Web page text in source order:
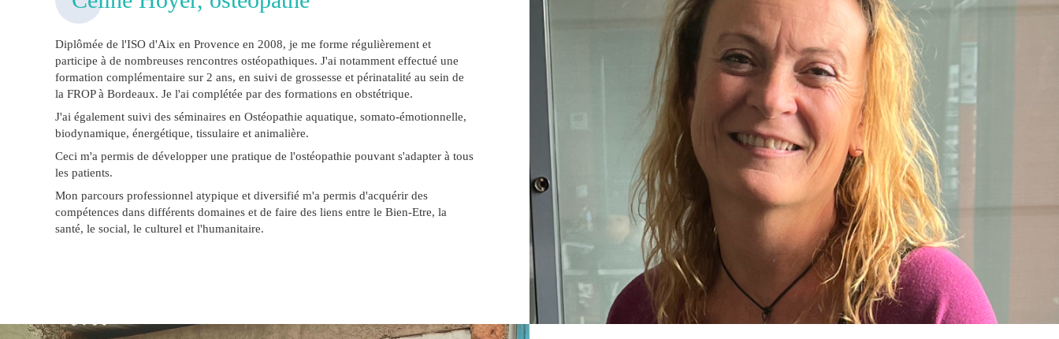
Diplômée de l'ISO d'Aix en Provence en 2008, je me forme régulièrement et
participe à de nombreuses rencontres ostéopathiques. J'ai notamment effectué une
formation complémentaire sur 2 ans, en suivi de grossesse et périnatalité au sein de
la FROP à Bordeaux. Je l'ai complétée par des formations en obstétrique.
J'ai également suivi des séminaires en Ostéopathie aquatique, somato-émotionnelle,
biodynamique, énergétique, tissulaire et animalière.
Ceci m'a permis de développer une pratique de l'ostéopathie pouvant s'adapter à tous
les patients.
Mon parcours professionnel atypique et diversifié m'a permis d'acquérir des
compétences dans différents domaines et de faire des liens entre le Bien-Etre, la
santé, le social, le culturel et l'humanitaire.